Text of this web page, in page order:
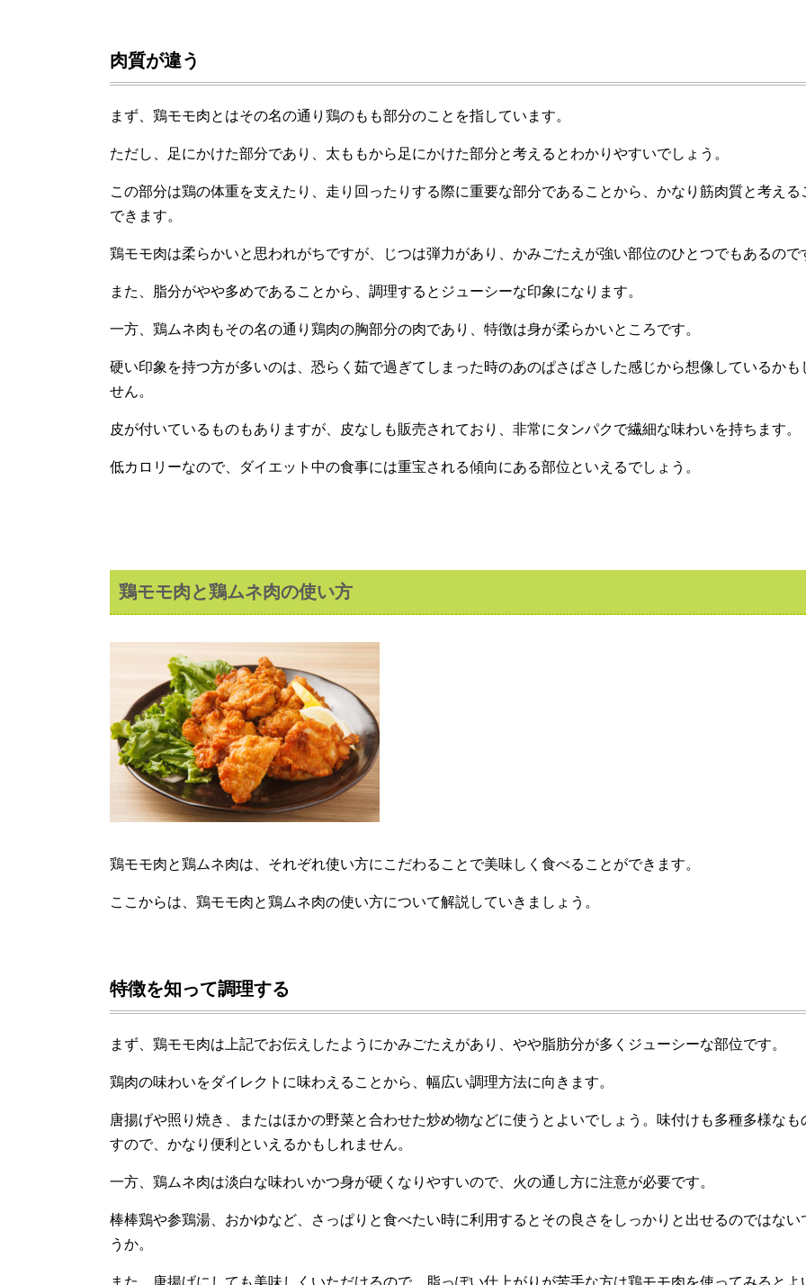
肉質が違う
まず、鶏モモ肉とはその名の通り鶏のもも部分のことを指しています。
ただし、足にかけた部分であり、太ももから足にかけた部分と考えるとわかりやすいでしょう。
この部分は鶏の体重を支えたり、走り回ったりする際に重要な部分であることから、かなり筋肉質と考える
できます。
鶏モモ肉は柔らかいと思われがちですが、じつは弾力があり、かみごたえが強い部位のひとつでもあるので
また、脂分がやや多めであることから、調理するとジューシーな印象になります。
一方、鶏ムネ肉もその名の通り鶏肉の胸部分の肉であり、特徴は身が柔らかいところです。
硬い印象を持つ方が多いのは、恐らく茹で過ぎてしまった時のあのぱさぱさした感じから想像しているかも
せん。
皮が付いているものもありますが、皮なしも販売されており、非常にタンパクで繊細な味わいを持ちます。
低カロリーなので、ダイエット中の食事には重宝される傾向にある部位といえるでしょう。
鶏モモ肉と鶏ムネ肉の使い方
鶏モモ肉と鶏ムネ肉は、それぞれ使い方にこだわることで美味しく食べることができます。
ここからは、鶏モモ肉と鶏ムネ肉の使い方について解説していきましょう。
特徴を知って調理する
まず、鶏モモ肉は上記でお伝えしたようにかみごたえがあり、やや脂肪分が多くジューシーな部位です。
鶏肉の味わいをダイレクトに味わえることから、幅広い調理方法に向きます。
唐揚げや照り焼き、またはほかの野菜と合わせた炒め物などに使うとよいでしょう。味付けも多種多様なも
すので、かなり便利といえるかもしれません。
一方、鶏ムネ肉は淡白な味わいかつ身が硬くなりやすいので、火の通し方に注意が必要です。
棒棒鶏や参鶏湯、おかゆなど、さっぱりと食べたい時に利用するとその良さをしっかりと出せるのではない
うか。